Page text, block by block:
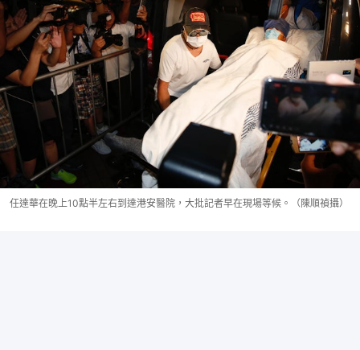
任達華在晚上10點半左右到達港安醫院，大批記者早在現場等候。（陳順禎攝）